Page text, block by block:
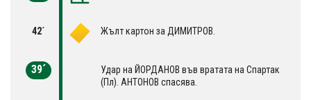
42´ Жълт картон за ДИМИТРОВ.
39´
Удар на ЙОРДАНОВ във вратата на Спартак
(Пл). АНТОНОВ спасява.